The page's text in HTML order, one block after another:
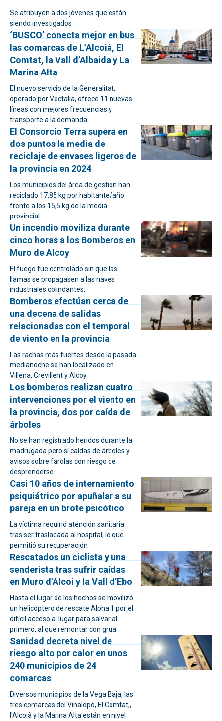
Se atribuyen a dos jóvenes que están
siendo investigados
‘BUSCO’ conecta mejor en bus
las comarcas de L’Alcoià, El
Comtat, la Vall d’Albaida y La
Marina Alta
El nuevo servicio de la Generalitat,
operado por Vectalia, ofrece 11 nuevas
líneas con mejores frecuencias y
transporte a la demanda
El Consorcio Terra supera en
dos puntos la media de
reciclaje de envases ligeros de
la provincia en 2024
Los municipios del área de gestión han
reciclado 17,85 kg por habitante/año
frente a los 15,5 kg de la media
provincial
Un incendio moviliza durante
cinco horas a los Bomberos en
Muro de Alcoy
El fuego fue controlado sin que las
llamas se propagasen a las naves
industriales colindantes.
Bomberos efectúan cerca de
una decena de salidas
relacionadas con el temporal
de viento en la provincia
Las rachas más fuertes desde la pasada
medianoche se han localizado en
Villena, Crevillent y Alcoy
Los bomberos realizan cuatro
intervenciones por el viento en
la provincia, dos por caída de
árboles
No se han registrado heridos durante la
madrugada pero sí caídas de árboles y
avisos sobre farolas con riesgo de
desprenderse
Casi 10 años de internamiento
psiquiátrico por apuñalar a su
pareja en un brote psicótico
La víctima requirió atención sanitaria
tras ser trasladada al hospital, lo que
permitió su recuperación
Rescatados un ciclista y una
senderista tras sufrir caídas
en Muro d’Alcoi y la Vall d’Ebo
Hasta el lugar de los hechos se movilizó
un helicóptero de rescate Alpha 1 por el
difícil acceso al lugar para salvar al
primero, al que remontar con grúa
Sanidad decreta nivel de
riesgo alto por calor en unos
240 municipios de 24
comarcas
Diversos municipios de la Vega Baja, las
tres comarcas del Vinalopó, El Comtat,,
l'Alcoià y la Marina Alta están en nivel